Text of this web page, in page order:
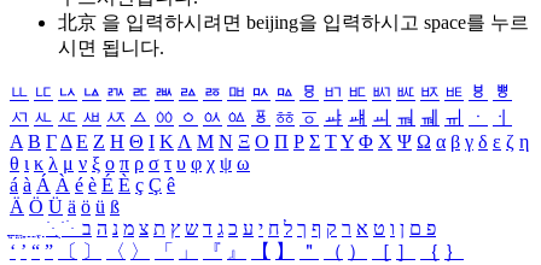
北京 을 입력하시려면 beijing을 입력하시고 space를 누르
시면 됩니다.
ㅥ ㅦ ㅧ ㅨ ㅩ ㅪ ㅫ ㅬ ㅭ ㅮ ㅯ ㅰ ㅱ ㅲ ㅳ ㅴ ㅵ ㅶ ㅷ ㅸ
ㅹ
ㅺ ㅻ ㅼ ㅽ ㅾ ㅿ ㆀ ㆁ ㆂ ㆃ ㆄ ㆅ ㆆ ㆇ ㆈ ㆉ ㆊ ㆋ ㆌ ㆍ
ㆎ
Α Β ΓΔ Ε Ζ Η Θ Ι ΚΛ Μ Ν Ξ Ο Π Ρ Σ ΤΥ Φ Χ Ψ Ω α β γ δ ε ζ η
θ ι κ λ μ ν ξ ο π ρ σ τ υ φ χ ψ ω
á à Á À é è É È ç Ç ê
Ä Ö Ü ä ö ü ß
ִֶֹ ֻּ ׁׂ פ ם ן ו ט א ר ק ף ך ל ח י ע כ ג ד ש ץ ת צ מ נ ה ב
‘ ’ “ ” 〔 〕 〈 〉 「 」 『 』 【 】 ＂ （ ） ［ ］ ｛ ｝